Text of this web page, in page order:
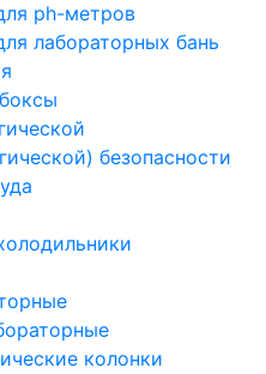
ph-метров
лабораторных бань
безопасности
колонки